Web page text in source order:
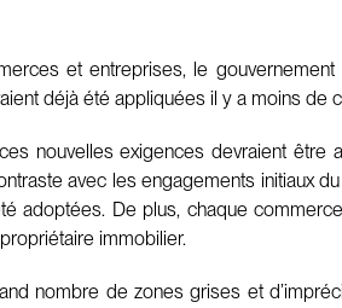
et entreprises, le
déjà été appliquées il y a moins de
nouvelles exigences devraient
avec les engagements initiaux
adoptées. De plus, chaque
immobilier.
nombre de zones grises et